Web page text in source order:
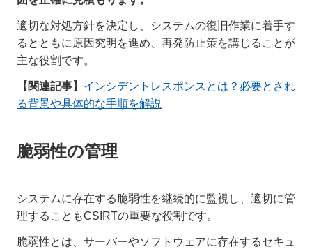
適切な対処方針を決定し、システムの復旧作業に着手す
るとともに原因究明を進め、再発防止策を講じることが
主な役割です。
【関連記事】 インシデントレスポンスとは？必要とされ
る背景や具体的な手順を解説
脆弱性の管理
システムに存在する脆弱性を継続的に監視し、適切に管
理することもCSIRTの重要な役割です。
脆弱性とは、サーバーやソフトウェアに存在するセキュ